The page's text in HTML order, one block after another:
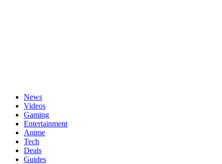
News
Videos
Gaming
Entertainment
Anime
Tech
Deals
Guides